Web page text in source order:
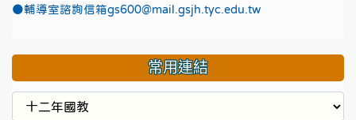
●輔導室諮詢信箱gs600@mail.gsjh.tyc.edu.tw
常用連結